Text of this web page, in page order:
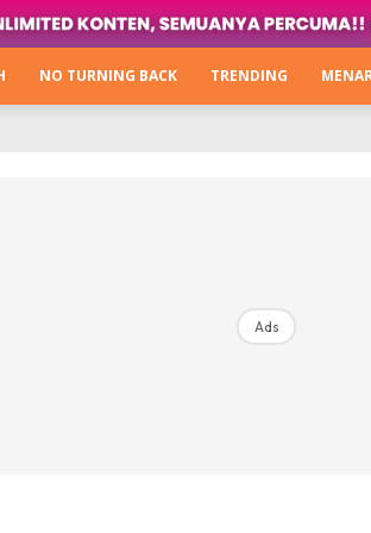
Hijabista
Next Level
NO TURNING BACK TRENDING
Ads